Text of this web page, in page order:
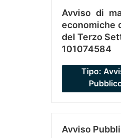
Avviso di
economiche
del Terzo
101074584
Tipo:
Avviso